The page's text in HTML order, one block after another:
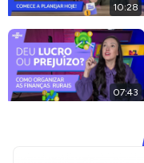
10:28
07:43